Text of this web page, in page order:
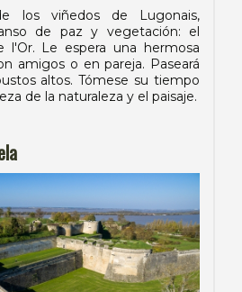
los viñedos de Lugonais,
de paz y vegetación: el
l'Or. Le espera una hermosa
amigos o en pareja. Paseará
altos. Tómese su tiempo
de la naturaleza y el paisaje.